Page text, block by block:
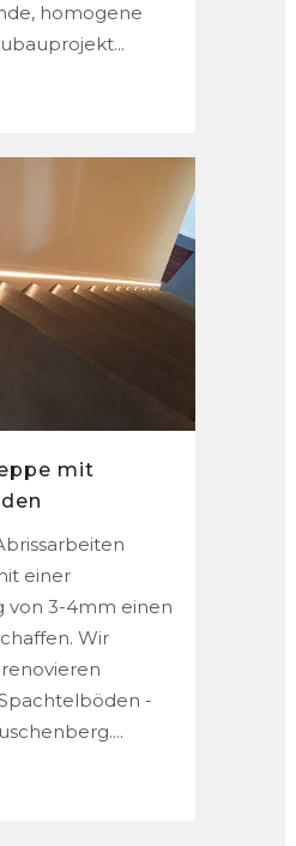
homogene
mit
einer
von 3-4mm einen
Wir
-